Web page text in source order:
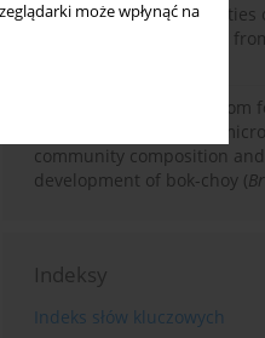
może wpłynąć na
Impacts of mining activities
properties: case studies
Bio-organic fertilizers from
induce changes in soil
community composition
development of bok-choy (
Indeksy
Indeks słów kluczowych